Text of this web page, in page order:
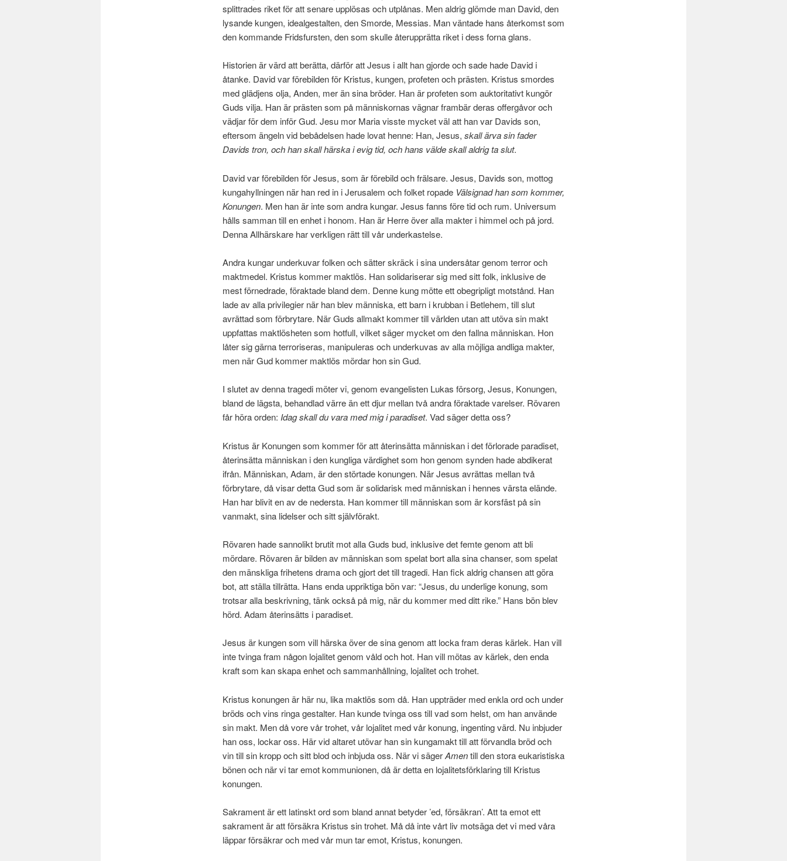
splittrades riket för att senare upplösas och utplånas. Men aldrig glömde man David, den
lysande kungen, idealgestalten, den Smorde, Messias. Man väntade hans återkomst som
den kommande Fridsfursten, den som skulle återupprätta riket i dess forna glans.
Historien är värd att berätta, därför att Jesus i allt han gjorde och sade hade David i
åtanke. David var förebilden för Kristus, kungen, profeten och prästen. Kristus smordes
med glädjens olja, Anden, mer än sina bröder. Han är profeten som auktoritativt kungör
Guds vilja. Han är prästen som på människornas vägnar frambär deras offergåvor och
vädjar för dem inför Gud. Jesu mor Maria visste mycket väl att han var Davids son,
eftersom ängeln vid bebådelsen hade lovat henne: Han, Jesus, skall ärva sin fader
Davids tron, och han skall härska i evig tid, och hans välde skall aldrig ta slut.
David var förebilden för Jesus, som är förebild och frälsare. Jesus, Davids son, mottog
kungahyllningen när han red in i Jerusalem och folket ropade Välsignad han som kommer,
Konungen. Men han är inte som andra kungar. Jesus fanns före tid och rum. Universum
hålls samman till en enhet i honom. Han är Herre över alla makter i himmel och på jord.
Denna Allhärskare har verkligen rätt till vår underkastelse.
Andra kungar underkuvar folken och sätter skräck i sina undersåtar genom terror och
maktmedel. Kristus kommer maktlös. Han solidariserar sig med sitt folk, inklusive de
mest förnedrade, föraktade bland dem. Denne kung mötte ett obegripligt motstånd. Han
lade av alla privilegier när han blev människa, ett barn i krubban i Betlehem, till slut
avrättad som förbrytare. När Guds allmakt kommer till världen utan att utöva sin makt
uppfattas maktlösheten som hotfull, vilket säger mycket om den fallna människan. Hon
låter sig gärna terroriseras, manipuleras och underkuvas av alla möjliga andliga makter,
men när Gud kommer maktlös mördar hon sin Gud.
I slutet av denna tragedi möter vi, genom evangelisten Lukas försorg, Jesus, Konungen,
bland de lägsta, behandlad värre än ett djur mellan två andra föraktade varelser. Rövaren
får höra orden: Idag skall du vara med mig i paradiset. Vad säger detta oss?
Kristus är Konungen som kommer för att återinsätta människan i det förlorade paradiset,
återinsätta människan i den kungliga värdighet som hon genom synden hade abdikerat
ifrån. Människan, Adam, är den störtade konungen. När Jesus avrättas mellan två
förbrytare, då visar detta Gud som är solidarisk med människan i hennes värsta elände.
Han har blivit en av de nedersta. Han kommer till människan som är korsfäst på sin
vanmakt, sina lidelser och sitt självförakt.
Rövaren hade sannolikt brutit mot alla Guds bud, inklusive det femte genom att bli
mördare. Rövaren är bilden av människan som spelat bort alla sina chanser, som spelat
den mänskliga frihetens drama och gjort det till tragedi. Han fick aldrig chansen att göra
bot, att ställa tillrätta. Hans enda uppriktiga bön var: “Jesus, du underlige konung, som
trotsar alla beskrivning, tänk också på mig, när du kommer med ditt rike.” Hans bön blev
hörd. Adam återinsätts i paradiset.
Jesus är kungen som vill härska över de sina genom att locka fram deras kärlek. Han vill
inte tvinga fram någon lojalitet genom våld och hot. Han vill mötas av kärlek, den enda
kraft som kan skapa enhet och sammanhållning, lojalitet och trohet.
Kristus konungen är här nu, lika maktlös som då. Han uppträder med enkla ord och under
bröds och vins ringa gestalter. Han kunde tvinga oss till vad som helst, om han använde
sin makt. Men då vore vår trohet, vår lojalitet med vår konung, ingenting värd. Nu inbjuder
han oss, lockar oss. Här vid altaret utövar han sin kungamakt till att förvandla bröd och
vin till sin kropp och sitt blod och inbjuda oss. När vi sägerAmentill den stora eukaristiska
bönen och när vi tar emot kommunionen, då är detta en lojalitetsförklaring till Kristus
konungen.
Sakrament är ett latinskt ord som bland annat betyder ’ed, försäkran’. Att ta emot ett
sakrament är att försäkra Kristus sin trohet. Må då inte vårt liv motsäga det vi med våra
läppar försäkrar och med vår mun tar emot, Kristus, konungen.